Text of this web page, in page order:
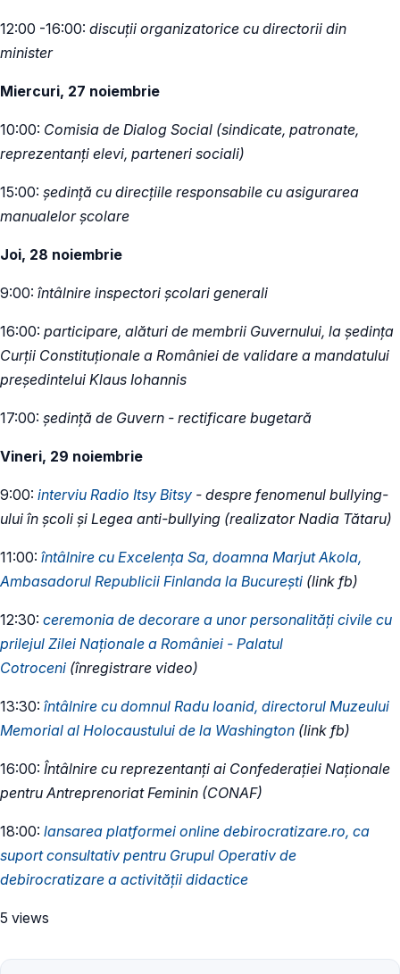
12:00 -16:00: discuții organizatorice cu directorii din
minister
Miercuri, 27 noiembrie
10:00: Comisia de Dialog Social (sindicate, patronate,
reprezentanți elevi, parteneri sociali)
15:00: ședință cu direcțiile responsabile cu asigurarea
manualelor școlare
Joi, 28 noiembrie
9:00: întâlnire inspectori școlari generali
16:00: participare, alături de membrii Guvernului, la ședința
Curții Constituționale a României de validare a mandatului
președintelui Klaus Iohannis
17:00: ședință de Guvern - rectificare bugetară
Vineri, 29 noiembrie
9:00: interviu Radio Itsy Bitsy - despre fenomenul bullying-
ului în școli și Legea anti-bullying (realizator Nadia Tătaru)
11:00: întâlnire cu Excelența Sa, doamna Marjut Akola,
Ambasadorul Republicii Finlanda la București (link fb)
12:30: ceremonia de decorare a unor personalităţi civile cu
prilejul Zilei Naţionale a României - Palatul
Cotroceni (înregistrare video)
13:30: întâlnire cu domnul Radu Ioanid, directorul Muzeului
Memorial al Holocaustului de la Washington (link fb)
16:00: Întâlnire cu reprezentanți ai Confederației Naționale
pentru Antreprenoriat Feminin (CONAF)
18:00: lansarea platformei online debirocratizare.ro, ca
suport consultativ pentru Grupul Operativ de
debirocratizare a activității didactice
5 views